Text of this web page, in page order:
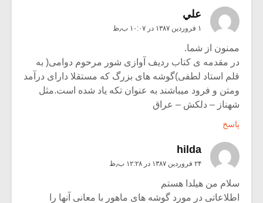
علي
۱ فروردین ۱۳۸۷ در ۱۰:۰۷ ب٫ظ
ممنون از شما.
در مقدمه ی کتاب ردیف آوازی شور مرحوم دوامی( به
قلم استاد لطفی)گوشه های بزرگ که مستقلا دارای درآمد
ومتن و فرود میباشند به عنوان تکه یاد شده است.مثل
شهناز – دلکش – عراق
پاسخ
hilda
۲۴ فروردین ۱۳۸۷ در ۱۲:۲۸ ب٫ظ
سلام من هیلدا هستم
اطلاعاتی در مورد گوشه های ماهور با معانی آنها را